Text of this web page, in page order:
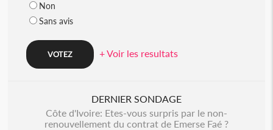
Non
Sans avis
+ Voir les resultats
DERNIER SONDAGE
Côte d'Ivoire: Etes-vous surpris par le non-
renouvellement du contrat de Emerse Faé ?